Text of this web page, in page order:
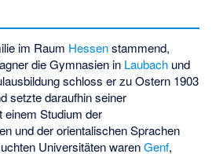
im Raum Hessenstammend,
die Gymnasien in Laubach und
schloss er zu Ostern 1903
setzte daraufhin seiner
einem Studium der
und der orientalischen Sprachen
Universitäten warenGenf,